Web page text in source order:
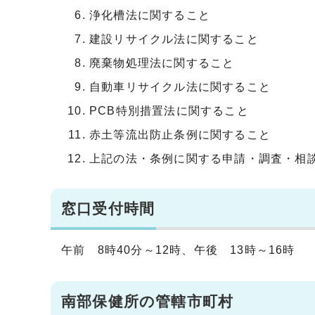
浄化槽法に関すること
建設リサイクル法に関すること
廃棄物処理法に関すること
自動車リサイクル法に関すること
PCB特別措置法に関すること
赤土等流出防止条例に関すること
上記の法・条例に関する申請・調査・相
窓口受付時間
午前 8時40分～12時、午後 13時～16時
南部保健所の管轄市町村